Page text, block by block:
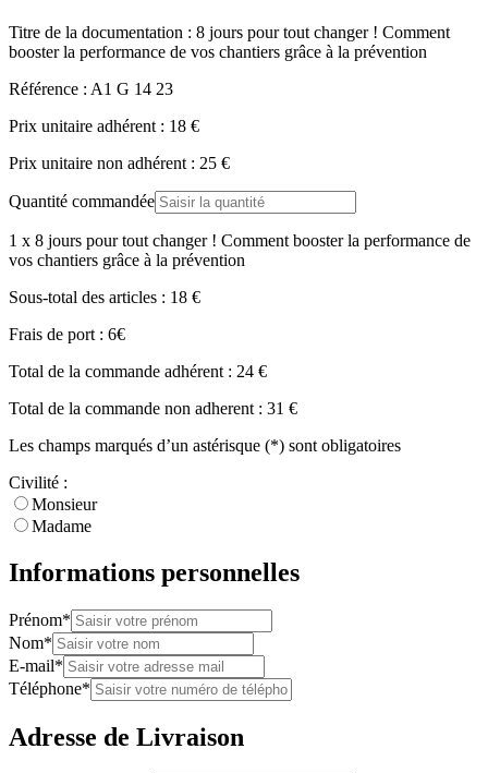
Titre de la documentation : 8 jours pour tout changer ! Comment
booster la performance de vos chantiers grâce à la prévention
Référence : A1 G 14 23
Prix unitaire adhérent : 18 €
Prix unitaire non adhérent : 25 €
Quantité commandée
1 x 8 jours pour tout changer ! Comment booster la performance de
vos chantiers grâce à la prévention
Sous-total des articles : 18 €
Frais de port : 6€
Total de la commande adhérent : 24 €
Total de la commande non adherent : 31 €
Les champs marqués d’un astérisque (*) sont obligatoires
Civilité :
Monsieur
Madame
Informations personnelles
Prénom*
Nom*
E-mail*
Téléphone*
Adresse de Livraison